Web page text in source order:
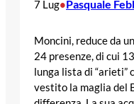
7 Lug•Pasquale
Moncini, reduce da
24 presenze, di cui
lunga lista di “arieti”
vestito la maglia del